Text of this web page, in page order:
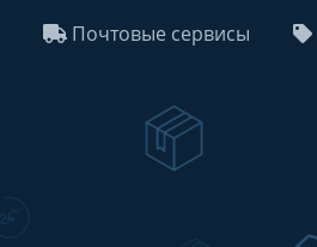
Почтовые сервисы